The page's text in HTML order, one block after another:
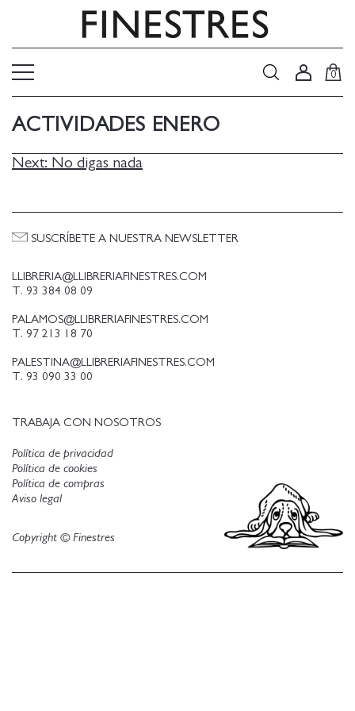
0
ACTIVIDADES ENERO
NAVEGACIÓN
ENTRADAS
Next: No digas nada
LLIBRERIA@LLIBRERIAFINESTRES.COM
T. 93 384 08 09
PALAMOS@LLIBRERIAFINESTRES.COM
T. 97 213 18 70
PALESTINA@LLIBRERIAFINESTRES.COM
T. 93 090 33 00
TRABAJA CON NOSOTROS
SUSCRÍBETE A NUESTRA NEWSLETTER
Política de privacidad
Política de cookies
Aviso legal
Política de compras
Copyright © Finestres